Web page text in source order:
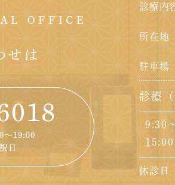
せは
診療内
所在地
駐車場
診療
9:30
休診日